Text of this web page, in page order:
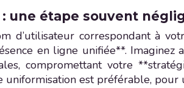
une étape souvent
correspondant à
en ligne unifiée**.
compromettant votre
est préférable,